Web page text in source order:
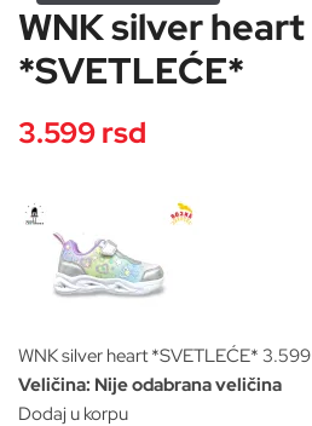
WNK silver heart
*SVETLEĆE*
3.599rsd
WNK silver heart *SVETLEĆE* 3.599
Veličina: Nije odabrana veličina
Dodaj u korpu